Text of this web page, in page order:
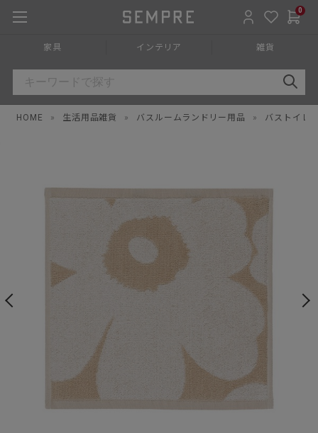
0
家具 インテリア 雑貨
HOME » 生活用品雑貨 » バスルームランドリー用品 » バストイレ